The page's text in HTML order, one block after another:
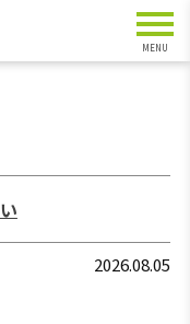
2026.08.05